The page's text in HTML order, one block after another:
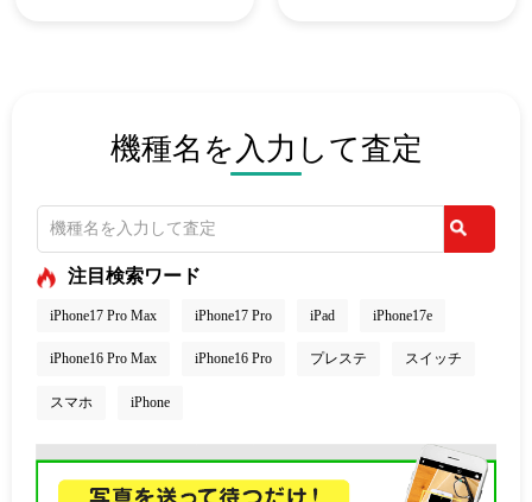
機種名を入力して査定
注目検索ワード
iPhone17 Pro Max iPhone17 Pro iPad iPhone17e
iPhone16 Pro Max iPhone16 Pro プレステ スイッチ
スマホ iPhone